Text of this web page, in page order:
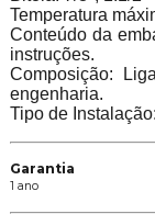
Temperatura
Conteúdo da
instruções.
Composição:
engenharia.
Tipo de
Garantia
1 ano